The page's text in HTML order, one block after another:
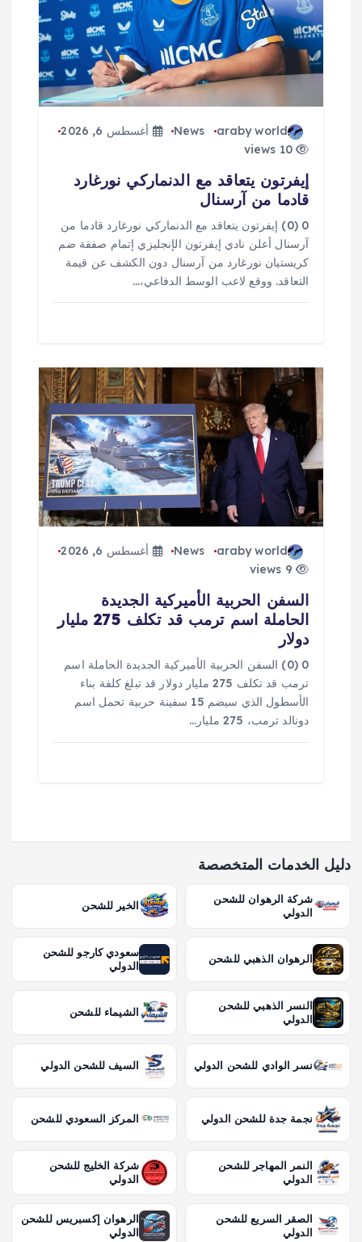
ت
araby world
News
أغسطس 6, 2026
10 views
إيفرتون يتعاقد مع الدنماركي نورغارد
قادما من آرسنال
0 (0) إيفرتون يتعاقد مع الدنماركي نورغارد قادما من
آرسنال أعلن نادي إيفرتون الإنجليزي إتمام صفقة ضم
كريستيان نورغارد من آرسنال دون الكشف عن قيمة
التعاقد. ووقع لاعب الوسط الدفاعي،…
araby world
News
أغسطس 6, 2026
9 views
السفن الحربية الأميركية الجديدة
الحاملة اسم ترمب قد تكلف 275 مليار
دولار
0 (0) السفن الحربية الأميركية الجديدة الحاملة اسم
ترمب قد تكلف 275 مليار دولار قد تبلغ كلفة بناء
الأسطول الذي سيضم 15 سفينة حربية تحمل اسم
دونالد ترمب، 275 مليار…
دليل الخدمات المتخصصة
شركة الرهوان للشحن
الدولي
الخير للشحن
الرهوان الذهبي للشحن
سعودي كارجو للشحن
الدولي
النسر الذهبي للشحن
الدولي
الشيماء للشحن
نسر الوادي للشحن الدولي السيف للشحن الدولي
نجمة جدة للشحن الدولي المركز السعودي للشحن
النمر المهاجر للشحن
الدولي
شركة الخليج للشحن
الدولي
الصقر السريع للشحن
الدولي
الرهوان إكسبريس للشحن
الدولي